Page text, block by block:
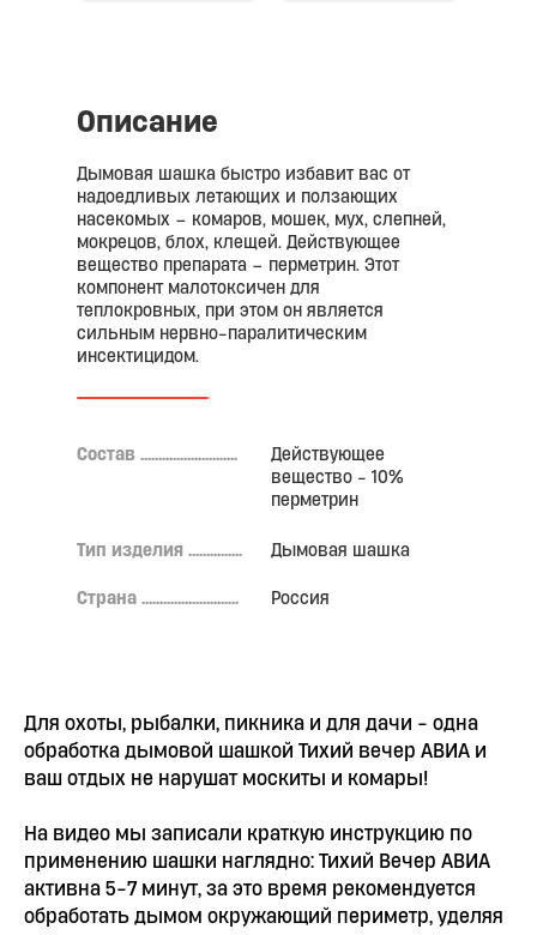
Дымовая шашка
Россия
Тип изделия ...............
Страна ...........................
Действующее
вещество - 10%
перметрин
Состав ...........................
Дымовая шашка быстро избавит вас от
надоедливых летающих и ползающих
насекомых – комаров, мошек, мух, слепней,
мокрецов, блох, клещей. Действующее
вещество препарата – перметрин. Этот
компонент малотоксичен для
теплокровных, при этом он является
сильным нервно-паралитическим
инсектицидом.
Описание
Для охоты, рыбалки, пикника и для дачи - одна
обработка дымовой шашкой Тихий вечер АВИА и
ваш отдых не нарушат москиты и комары!
На видео мы записали краткую инструкцию по
применению шашки наглядно: Тихий Вечер АВИА
активна 5-7 минут, за это время рекомендуется
обработать дымом окружающий периметр, уделяя